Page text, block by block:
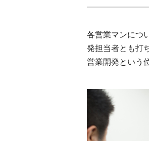
各営業マンにつ
発担当者とも打
営業開発という